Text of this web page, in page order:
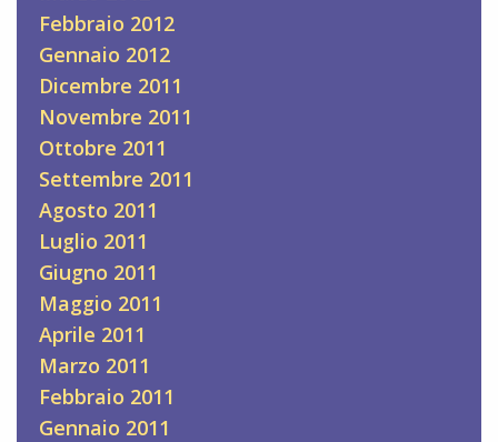
Febbraio 2012
Gennaio 2012
Dicembre 2011
Novembre 2011
Ottobre 2011
Settembre 2011
Agosto 2011
Luglio 2011
Giugno 2011
Maggio 2011
Aprile 2011
Marzo 2011
Febbraio 2011
Gennaio 2011